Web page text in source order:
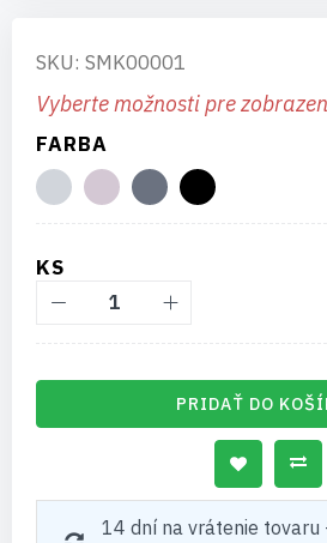
SKU: SMK00001
Vyberte možnosti pre
FARBA
KS
PRIDAŤ DO
14 dní na vrátenie tovaru